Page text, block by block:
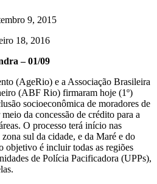
9, 2015
18, 2016
– 01/09
(AgeRio) e a Associação Brasileira
(ABF Rio) firmaram hoje (1º)
socioeconômica de moradores de
da concessão de crédito para a
O processo terá início nas
sul da cidade, e da Maré e do
objetivo é incluir todas as regiões
de Polícia Pacificadora (UPPs),